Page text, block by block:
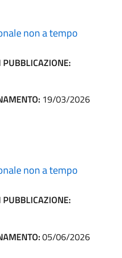
non a tempo
19/03/2026
non a tempo
05/06/2026